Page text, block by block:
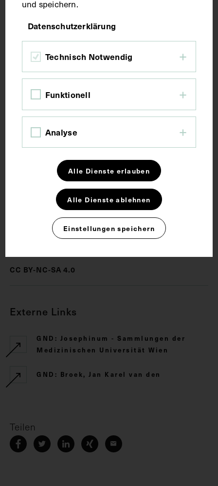
Bildmaß 23,8 x 15,9 cm
Die Lithografie wurde von M. Bos auf Grundlage
einer Fotografie angefertigt. Unter dem Bild
Geschichte der Medizin, Wien.
Schlagwörter
Bildnis
CC BY-NC-SA 4.0
Externe Links
GND: Josephinum - Sammlungen der
Medizinischen Universität Wien
GND: Broek, Jan Karel van den
Teilen
und speichern.
Datenschutzerklärung
Technisch Notwendig
Funktionell
Analyse
Alle Dienste erlauben
Alle Dienste ablehnen
Einstellungen speichern